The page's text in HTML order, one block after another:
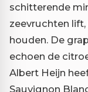
schitterende
zeevruchten
houden. De
echoen de
Albert Heijn
Sauvignon